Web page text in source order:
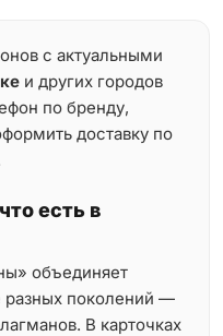
с актуальными
и других городов
по бренду,
доставку по
есть в
объединяет
поколений —
В карточках